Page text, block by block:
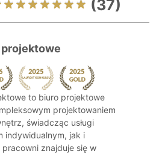
(37)
to biuro projektowe
projektowaniem
świadcząc usługi
indywidualnym, jak i
znajduje się w